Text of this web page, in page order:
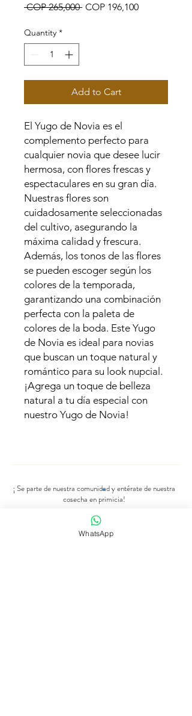
COP 265,000 Regular
COP 196,100Sale
Quantity *
Add to Cart
El Yugo de Novia es el
complemento perfecto para
cualquier novia que desee lucir
hermosa, con flores frescas y
espectaculares en su gran día.
Nuestras flores son
cuidadosamente seleccionadas
del cultivo, asegurando la
máxima calidad y frescura.
Además, los tonos de las flores
se pueden escoger según los
colores de la temporada,
garantizando una combinación
perfecta con la paleta de
colores de la boda. Este Yugo
de Novia es ideal para novias
que buscan un toque natural y
romántico para su look nupcial.
¡Agrega un toque de belleza
natural a tu día especial con
nuestro Yugo de Novia!
¡ Se parte de nuestra comunidad y entérate de nuestra
cosecha en primicia!
WhatsApp